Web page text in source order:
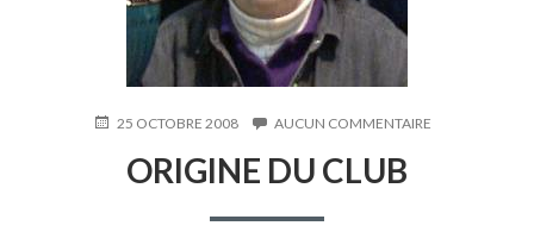
PUBLIÉ25 OCTOBRE 2008 AUCUN COMMENTAIRE
ORIGINE DU CLUB